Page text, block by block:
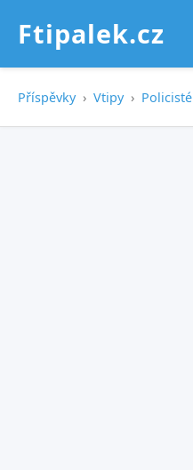
Ftipalek.cz
Příspěvky › Vtipy › Policisté